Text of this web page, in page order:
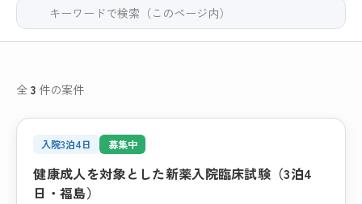
全3 件の案件
入院3泊4日 募集中
健康成人を対象とした新薬入院臨床試験（3泊4
日・福島）